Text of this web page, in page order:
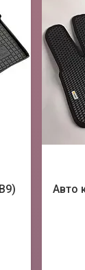
Авто